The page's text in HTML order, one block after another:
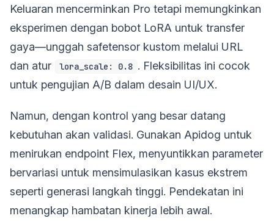
Keluaran mencerminkan Pro tetapi memungkinkan
eksperimen dengan bobot LoRA untuk transfer
gaya—unggah safetensor kustom melalui URL
dan atur
lora_scale: 0.8 . Fleksibilitas ini cocok
untuk pengujian A/B dalam desain UI/UX.
Namun, dengan kontrol yang besar datang
kebutuhan akan validasi. Gunakan Apidog untuk
menirukan endpoint Flex, menyuntikkan parameter
bervariasi untuk mensimulasikan kasus ekstrem
seperti generasi langkah tinggi. Pendekatan ini
menangkap hambatan kinerja lebih awal.